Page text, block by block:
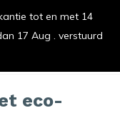
eco-
tot en met 14
17 Aug . verstuurd